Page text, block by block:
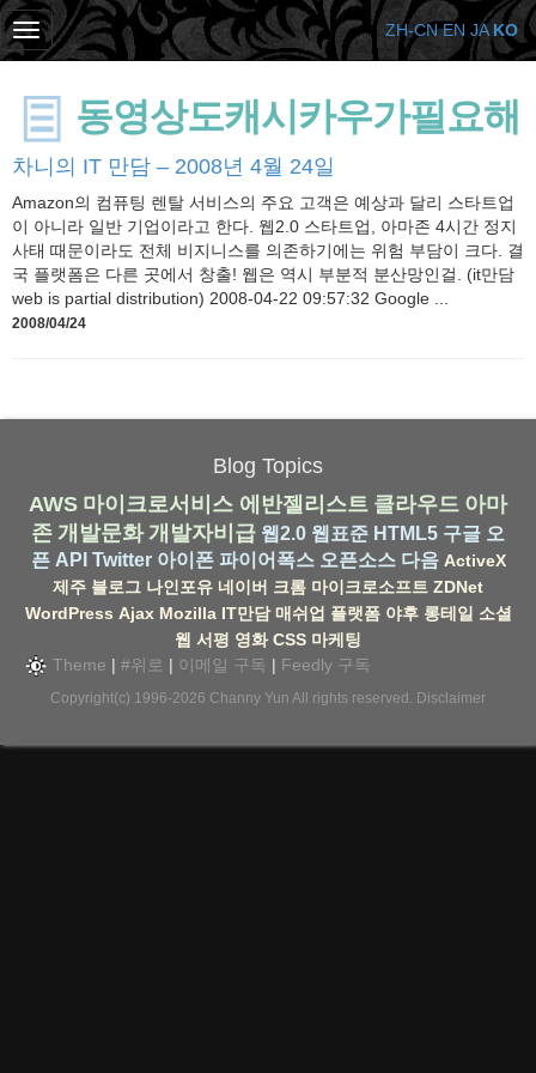
동영상도캐시카우가필요해
차니의 IT 만담 – 2008년 4월 24일
Amazon의 컴퓨팅 렌탈 서비스의 주요 고객은 예상과 달리 스타트업
이 아니라 일반 기업이라고 한다. 웹2.0 스타트업, 아마존 4시간 정지
사태 때문이라도 전체 비지니스를 의존하기에는 위험 부담이 크다. 결
국 플랫폼은 다른 곳에서 창출! 웹은 역시 부분적 분산망인걸. (it만담
web is partial distribution) 2008-04-22 09:57:32 Google ...
2008/04/24
Blog Topics
AWS 마이크로서비스 에반젤리스트 클라우드 아마
존 개발문화 개발자비급 웹2.0 웹표준 HTML5 구글 오
픈 API Twitter 아이폰 파이어폭스 오픈소스 다음 ActiveX
제주 블로그 나인포유 네이버 크롬 마이크로소프트 ZDNet
WordPress Ajax Mozilla IT만담 매쉬업 플랫폼 야후 롱테일 소셜
웹 서평 영화 CSS 마케팅
Theme | #위로 | 이메일 구독 | Feedly 구독
Copyright(c) 1996-2026 Channy Yun All rights reserved. Disclaimer
ZH-CN EN JA KO